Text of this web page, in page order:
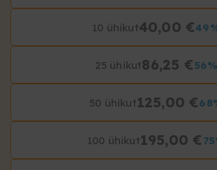
10 ühikut40,00 €
25 ühikut86,25 €56%
50 ühikut125,00 €
100 ühikut195,00 €